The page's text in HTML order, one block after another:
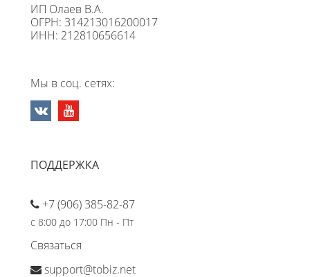
ИП Олаев В.А.
ОГРН: 314213016200017
ИНН: 212810656614
Мы в соц. сетях:
ПОДДЕРЖКА
+7 (906) 385-82-87
с 8:00 до 17:00 Пн - Пт
Связаться
support@tobiz.net